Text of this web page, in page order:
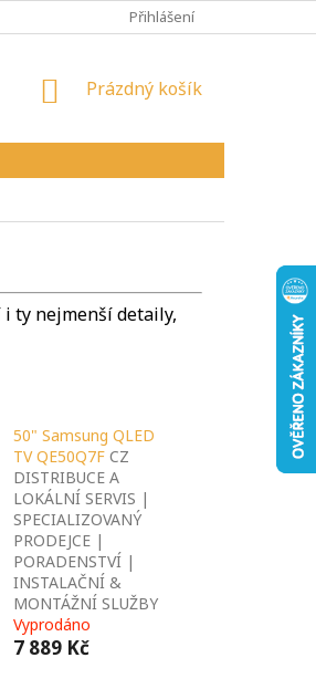
REKLAMAČNÍ ŘÁD
Přihlášení
NÁKUPNÍ
Prázdný košík
ty nejmenší detaily,
50" Samsung QLED
TV QE50Q7F CZ
DISTRIBUCE A
LOKÁLNÍ SERVIS |
SPECIALIZOVANÝ
PRODEJCE |
PORADENSTVÍ |
INSTALAČNÍ &
MONTÁŽNÍ SLUŽBY
Vyprodáno
7 889 Kč